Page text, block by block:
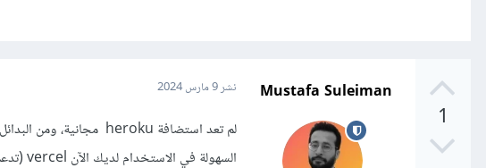
1
Mustafa Suleiman نشر9 مارس 2024